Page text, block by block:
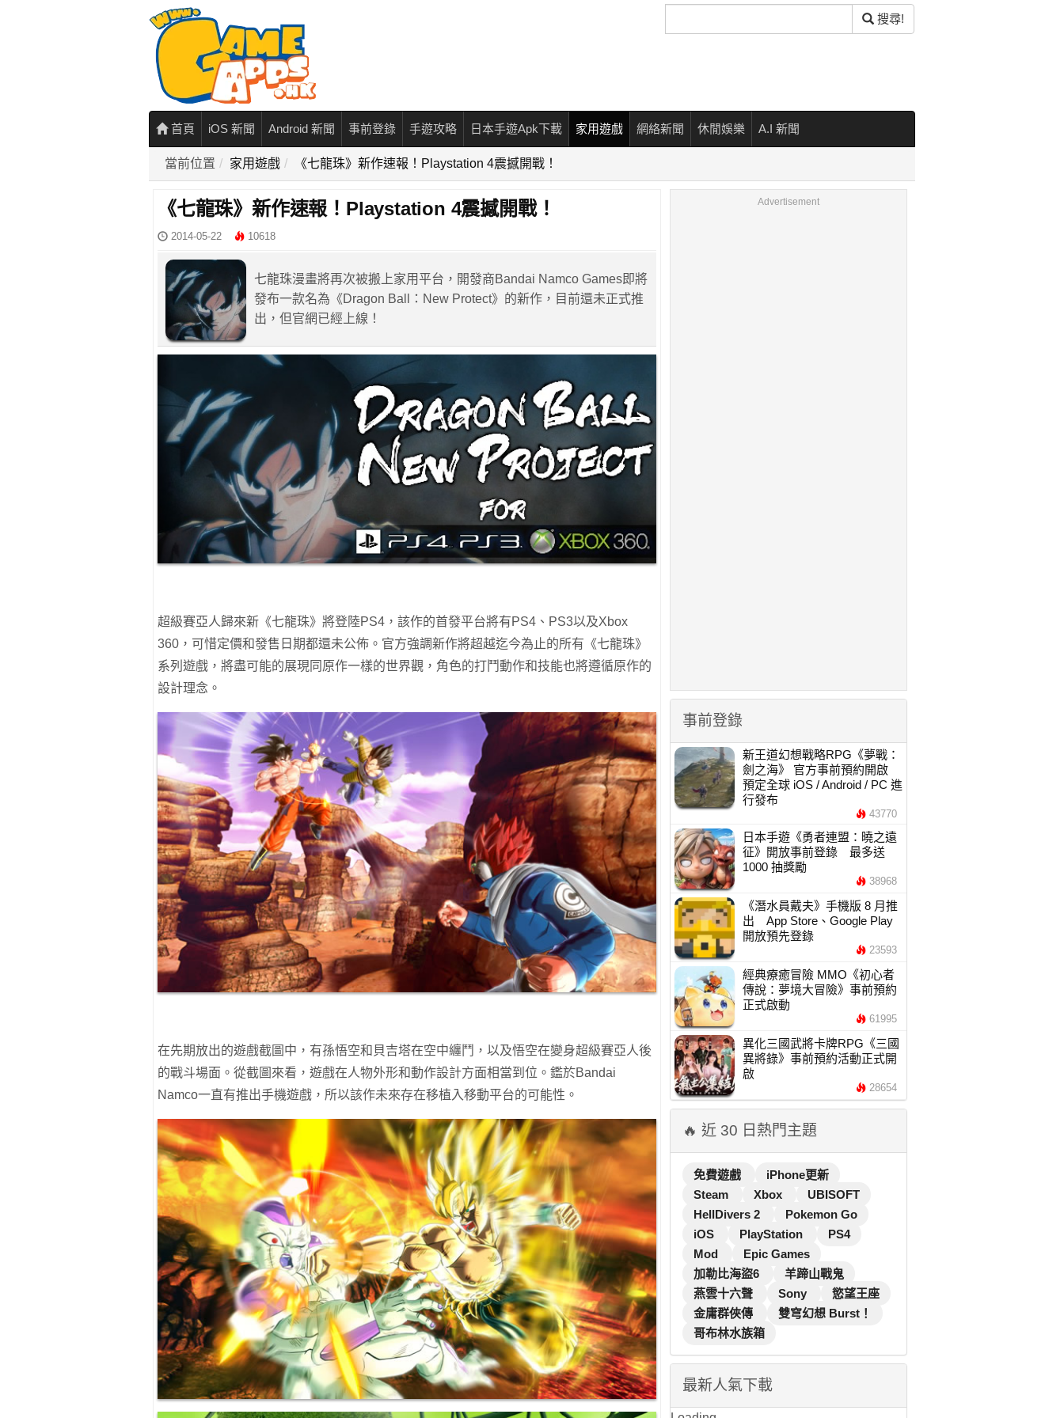
尋
搜尋!
首頁 iOS 新聞 Android 新聞 事前登錄 手遊攻略 日本手遊Apk下載 家用遊戲 網絡新聞 休閒娛樂 A.I 新聞
當前位置 家用遊戲 《七龍珠》新作速報！Playstation 4震撼開戰！
《七龍珠》新作速報！Playstation 4震撼開戰！
2014-05-22 10618
七龍珠漫畫將再次被搬上家用平台，開發商Bandai Namco Games即將
發布一款名為《Dragon Ball：New Protect》的新作，目前還未正式推
出，但官網已經上線！
超級賽亞人歸來新《七龍珠》將登陸PS4，該作的首發平台將有PS4、PS3以及Xbox
360，可惜定價和發售日期都還未公佈。官方強調新作將超越迄今為止的所有《七龍珠》
系列遊戲，將盡可能的展現同原作一樣的世界觀，角色的打鬥動作和技能也將遵循原作的
設計理念。
在先期放出的遊戲截圖中，有孫悟空和貝吉塔在空中纏鬥，以及悟空在變身超級賽亞人後
的戰斗場面。從截圖來看，遊戲在人物外形和動作設計方面相當到位。鑑於Bandai
Namco一直有推出手機遊戲，所以該作未來存在移植入移動平台的可能性。
Advertisement
事前登錄
新王道幻想戰略RPG《夢戰：
劍之海》 官方事前預約開啟
預定全球 iOS / Android / PC 進
行發布
43770
日本手遊《勇者連盟：曉之遠
征》開放事前登錄 最多送
1000 抽獎勵
38968
《潛水員戴夫》手機版 8 月推
出 App Store、Google Play
開放預先登錄
23593
經典療癒冒險 MMO《初心者
傳說：夢境大冒險》事前預約
正式啟動
61995
異化三國武將卡牌RPG《三國
異將錄》事前預約活動正式開
啟
28654
🔥 近 30 日熱門主題
免費遊戲
iPhone更新
Steam
Xbox
UBISOFT
HellDivers 2
Pokemon Go
iOS
PlayStation
PS4
Mod
Epic Games
加勒比海盜6
羊蹄山戰鬼
燕雲十六聲
Sony
慾望王座
金庸群俠傳
雙穹幻想 Burst！
哥布林水族箱
最新人氣下載